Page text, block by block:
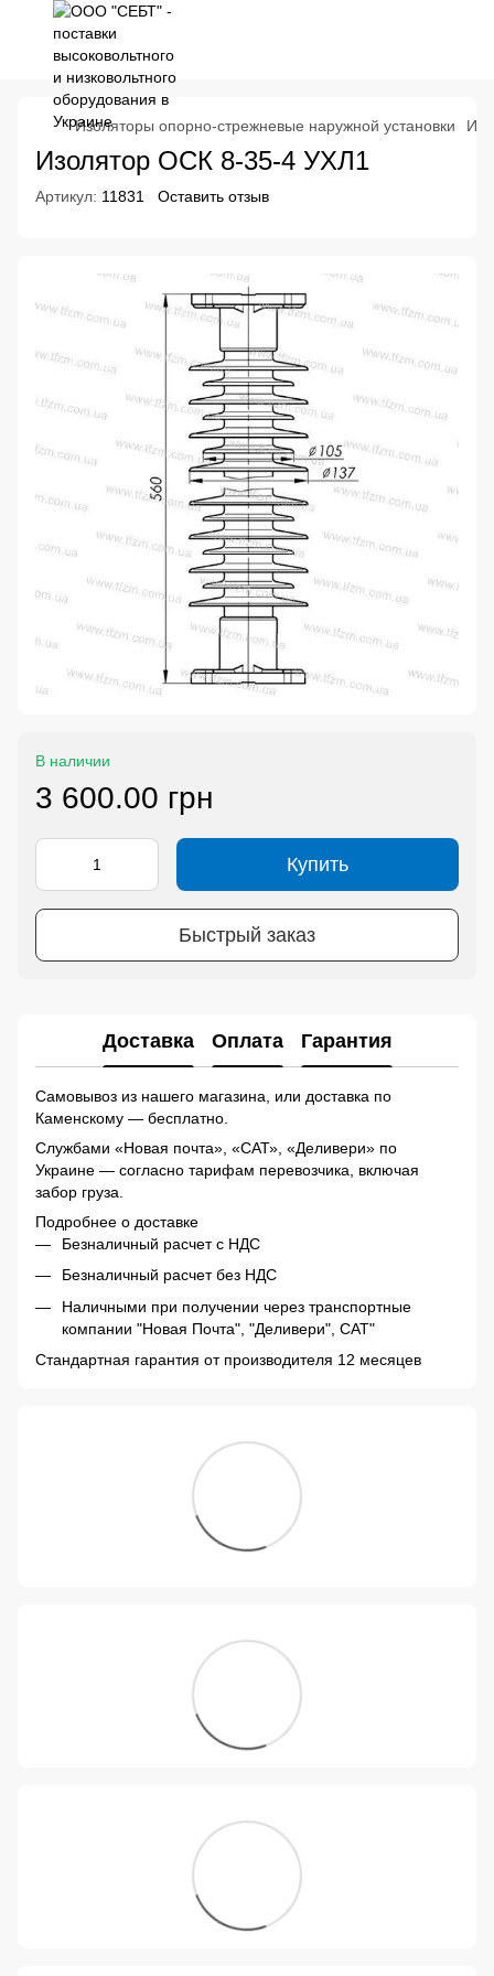
Изоляторы опорно-стрежневые наружной установки
Изолятор ОСК 8-35-4 УХЛ1
Артикул: 11831 Оставить отзыв
В наличии
3 600.00 грн
Купить
Быстрый заказ
Доставка Оплата Гарантия
Самовывоз из нашего магазина, или доставка по
Каменскому — бесплатно.
Службами «Новая почта», «САТ», «Деливери» по
Украине — согласно тарифам перевозчика, включая
забор груза.
Подробнее о доставке
Безналичный расчет с НДС
Безналичный расчет без НДС
Наличными при получении через транспортные
компании "Новая Почта", "Деливери", САТ"
Стандартная гарантия от производителя 12 месяцев